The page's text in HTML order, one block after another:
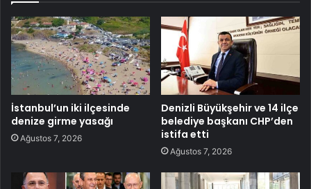
İstanbul’un iki ilçesinde
denize girme yasağı
Ağustos 7, 2026
Denizli Büyükşehir ve 14 ilçe
belediye başkanı CHP’den
istifa etti
Ağustos 7, 2026